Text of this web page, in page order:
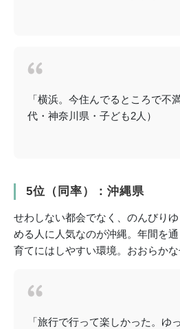
「横浜。今住んでるところで不
代・神奈川県・子ども2人）
5位（同率）：沖縄県
せわしない都会でなく、のんびり
める人に人気なのが沖縄。年間を
育てにはしやすい環境。おおらかな
「旅行で行って楽しかった。ゆ